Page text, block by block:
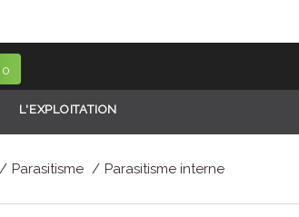
0
L'EXPLOITATION
Parasitisme Parasitisme interne